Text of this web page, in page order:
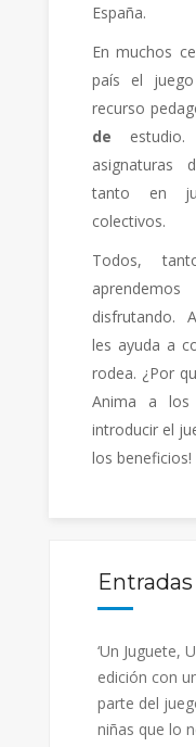
España.
En muchos
país el
recurso
de
asignaturas
tanto en
colectivos.
Todos,
disfrutando.
les ayuda a
rodea. ¿Por
Anima a
introducir el
los beneficios!
‘Un Juguete,
edición con
parte del
niñas que lo